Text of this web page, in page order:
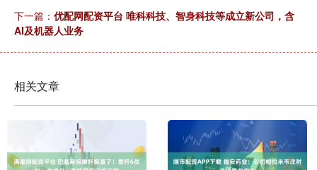
下一篇： 优配网配资平台 唯科科技、智身科技等成立新公司，含
AI及机器人业务
相关文章